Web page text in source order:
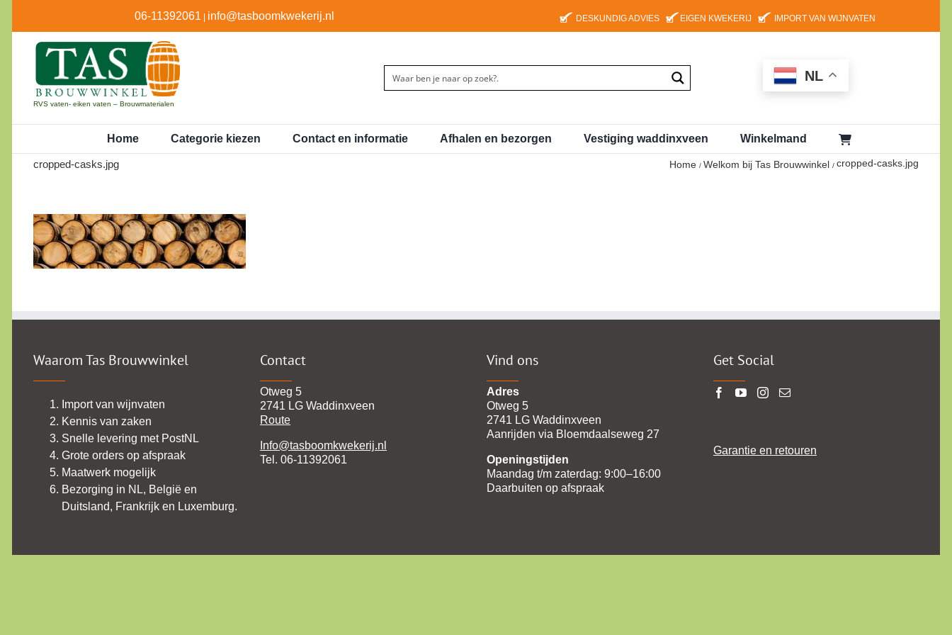
06-11392061 | info@tasboomkwekerij.nl DESKUNDIG ADVIES EIGEN KWEKERIJ IMPORT VAN WIJNVATEN
RVS vaten- eiken vaten – Brouwmaterialen
NL
Home Categorie kiezen Contact en informatie Afhalen en bezorgen Vestiging waddinxveen Winkelmand
cropped-casks.jpg Home Welkom bij Tas Brouwwinkel cropped-casks.jpg
Waarom Tas Brouwwinkel
Import van wijnvaten
Kennis van zaken
Snelle levering met PostNL
Grote orders op afspraak
Maatwerk mogelijk
Bezorging in NL, België en
Duitsland, Frankrijk en Luxemburg.
Contact
Otweg 5
2741 LG Waddinxveen
Route
Info@tasboomkwekerij.nl
Tel. 06-11392061
Vind ons
Adres
Otweg 5
2741 LG Waddinxveen
Aanrijden via Bloemdaalseweg 27
Openingstijden
Maandag t/m zaterdag: 9:00–16:00
Daarbuiten op afspraak
Get Social
Garantie en retouren